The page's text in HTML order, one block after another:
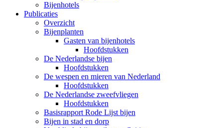
Bijenhotels
Publicaties
Overzicht
Bijenplanten
Gasten van bijenhotels
Hoofdstukken
De Nederlandse bijen
Hoofdstukken
De wespen en mieren van Nederland
Hoofdstukken
De Nederlandse zweefvliegen
Hoofdstukken
Basisrapport Rode Lijst bijen
Bijen in stad en dorp